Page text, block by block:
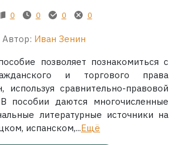
0 0 0 0
Автор: Иван Зенин
позволяет познакомиться с
и торгового права
используя сравнительно-правовой
пособии даются многочисленные
литературные источники на
испанском,...Ещё